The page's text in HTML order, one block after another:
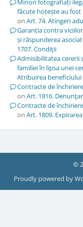
făcute hoțește au fost
on Art. 74. Atingeri
Garanția contra
și răspunderea
1707. Condiţii
Admisibilitatea cererii
familiei în lipsa unei
Atribuirea
Contracte de
on Art. 1816.
Contracte de
on Art. 1809.
©
Proudly powered by